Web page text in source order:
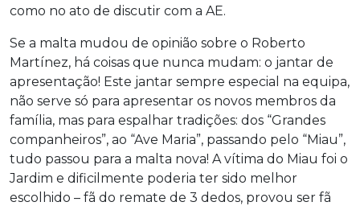
como no ato de discutir com a AE.
Se a malta mudou de opinião sobre o Roberto
Martínez, há coisas que nunca mudam: o jantar de
apresentação! Este jantar sempre especial na equipa,
não serve só para apresentar os novos membros da
família, mas para espalhar tradições: dos “Grandes
companheiros”, ao “Ave Maria”, passando pelo “Miau”,
tudo passou para a malta nova! A vítima do Miau foi o
Jardim e dificilmente poderia ter sido melhor
escolhido – fã do remate de 3 dedos, provou ser fã